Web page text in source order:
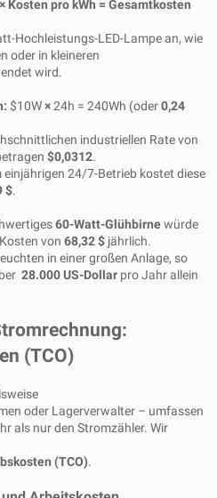
Kosten pro kWh = Gesamtkosten
Hochleistungs-LED-Lampe an, wie
oder in kleineren
wird.
$10W×24h = 240Wh (oder0,24
industriellen Rate von
$0,0312.
einjährigen 24/7-Betrieb kostet diese
$.
60-Watt-Glühbirnewürde
von 68,32 $ jährlich.
in einer großen Anlage, so
28.000 US-Dollar pro Jahr allein
(TCO)
oder Lagerverwalter – umfassen
als nur den Stromzähler. Wir
(TCO).